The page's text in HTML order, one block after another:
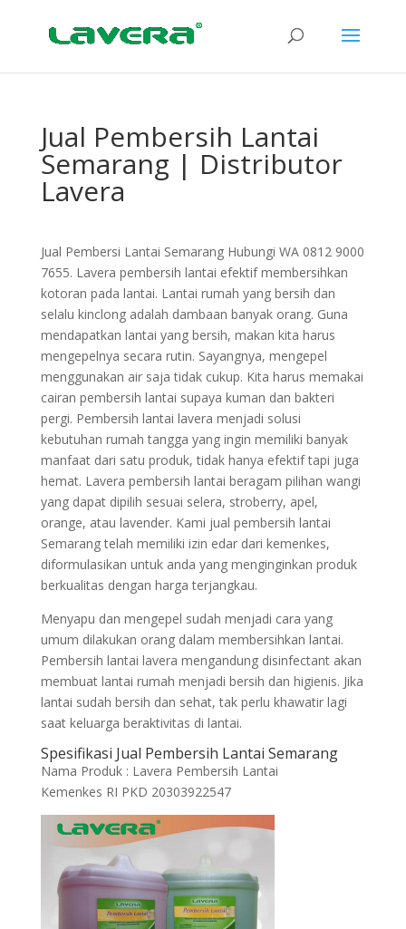
Jual Pembersih Lantai
Semarang | Distributor
Lavera
Jual Pembersi Lantai Semarang Hubungi WA 0812 9000
7655. Lavera pembersih lantai efektif membersihkan
kotoran pada lantai. Lantai rumah yang bersih dan
selalu kinclong adalah dambaan banyak orang. Guna
mendapatkan lantai yang bersih, makan kita harus
mengepelnya secara rutin. Sayangnya, mengepel
menggunakan air saja tidak cukup. Kita harus memakai
cairan pembersih lantai supaya kuman dan bakteri
pergi. Pembersih lantai lavera menjadi solusi
kebutuhan rumah tangga yang ingin memiliki banyak
manfaat dari satu produk, tidak hanya efektif tapi juga
hemat. Lavera pembersih lantai beragam pilihan wangi
yang dapat dipilih sesuai selera, stroberry, apel,
orange, atau lavender. Kami jual pembersih lantai
Semarang telah memiliki izin edar dari kemenkes,
diformulasikan untuk anda yang menginginkan produk
berkualitas dengan harga terjangkau.
Menyapu dan mengepel sudah menjadi cara yang
umum dilakukan orang dalam membersihkan lantai.
Pembersih lantai lavera mengandung disinfectant akan
membuat lantai rumah menjadi bersih dan higienis. Jika
lantai sudah bersih dan sehat, tak perlu khawatir lagi
saat keluarga beraktivitas di lantai.
Spesifikasi Jual Pembersih Lantai Semarang
Nama Produk : Lavera Pembersih Lantai
Kemenkes RI PKD 20303922547